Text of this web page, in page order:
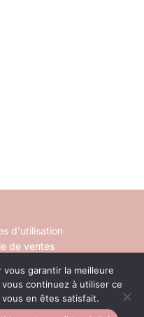
d'utilisation
de ventes
WPZOOM
garantir la meilleure
continuez à utiliser ce
en êtes satisfait.